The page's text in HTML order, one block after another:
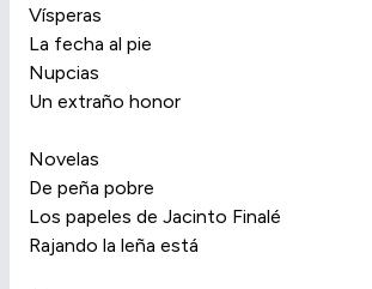
Vísperas
La fecha al pie
Nupcias
Un extraño honor
Novelas
De peña pobre
Los papeles de Jacinto Finalé
Rajando la leña está